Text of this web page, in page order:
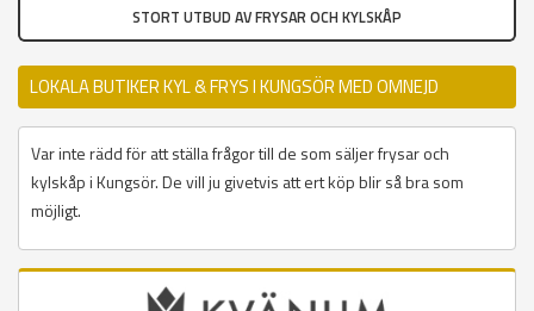
STORT UTBUD AV FRYSAR OCH KYLSKÅP
LOKALA BUTIKER KYL & FRYS I KUNGSÖR MED OMNEJD
Var inte rädd för att ställa frågor till de som säljer frysar och
kylskåp i Kungsör. De vill ju givetvis att ert köp blir så bra som
möjligt.